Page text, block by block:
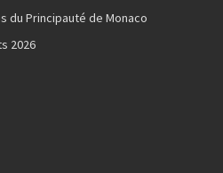
du Principauté de Monaco
2026